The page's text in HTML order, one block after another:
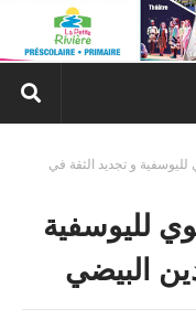
لليوسفية و تجديد الثقة في
لليوسفية
البيضي